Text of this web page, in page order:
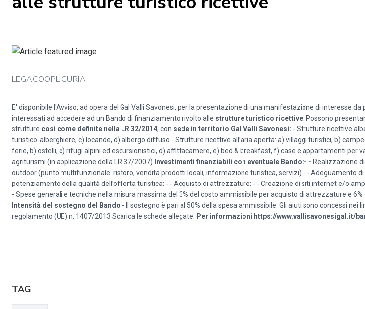
LEGACOOPLIGURIA
E' disponibile l'Avviso, ad opera del Gal Valli Savonesi, per la presentazione di una manifestazione di interesse
interessati ad accedere ad un Bando di finanziamento rivolto alle strutture turistico ricettive . Possono
strutture così come definite nella LR 32/2014, con sede in territorio Gal Valli Savonesi: - Strutture ricettive
turistico-alberghiere, c) locande, d) albergo diffuso - Strutture ricettive all’aria aperta: a) villaggi turistici, b)
ferie, b) ostelli, c) rifugi alpini ed escursionistici, d) affittacamere, e) bed & breakfast, f) case e appartamenti per
agriturismi (in applicazione della LR 37/2007) Investimenti finanziabili con eventuale Bando:- - Realizzazione
outdoor (punto multifunzionale: ristoro, vendita prodotti locali, informazione turistica, servizi) - - Adeguamento di
potenziamento della qualità dell’offerta turistica; - - Acquisto di attrezzature; - - Creazione di siti internet e/o
- Spese generali e tecniche nella misura massima del 3% del costo ammissibile per acquisto di attrezzature e
Intensità del sostegno del Bando - Il sostegno è pari al 50% della spesa ammissibile. Gli aiuti sono concessi nei
regolamento (UE) n. 1407/2013 Scarica le schede allegate.
Per informazioni https://www.vallisavonesigal.it/
TAG